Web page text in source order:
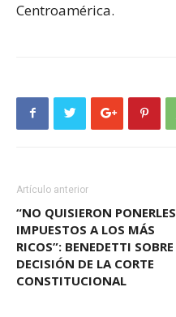
Centroamérica.
Artículo anterior
“NO QUISIERON PONERLES
IMPUESTOS A LOS MÁS
RICOS”: BENEDETTI SOBRE
DECISIÓN DE LA CORTE
CONSTITUCIONAL